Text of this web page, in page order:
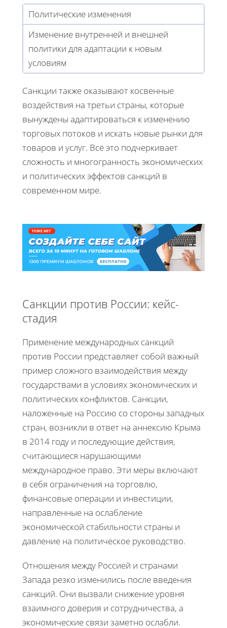
Политические изменения
Изменение внутренней и внешней
политики для адаптации к новым
условиям
Санкции также оказывают косвенные
воздействия на третьи страны, которые
вынуждены адаптироваться к изменению
торговых потоков и искать новые рынки для
товаров и услуг. Всё это подчеркивает
сложность и многогранность экономических
и политических эффектов санкций в
современном мире.
Санкции против России: кейс-
стадия
Применение международных санкций
против России представляет собой важный
пример сложного взаимодействия между
государствами в условиях экономических и
политических конфликтов. Санкции,
наложенные на Россию со стороны западных
стран, возникли в ответ на аннексию Крыма
в 2014 году и последующие действия,
считающиеся нарушающими
международное право. Эти меры включают
в себя ограничения на торговлю,
финансовые операции и инвестиции,
направленные на ослабление
экономической стабильности страны и
давление на политическое руководство.
Отношения между Россией и странами
Запада резко изменились после введения
санкций. Они вызвали снижение уровня
взаимного доверия и сотрудничества, а
экономические связи заметно ослабли.